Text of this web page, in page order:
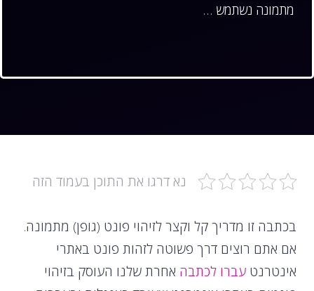
מתמונה נשתמש …
נא דרגו את התוכן בעמוד הזה
בכתבה זו מדריך קל וקצר לזיהוי פונט (גופן) מתמונה.
אם אתם רוצים דרך פשוטה לזהות פונט באתרי
אינטרנט עברו לכתבה אחרת שלנו העוסק בזיהוי